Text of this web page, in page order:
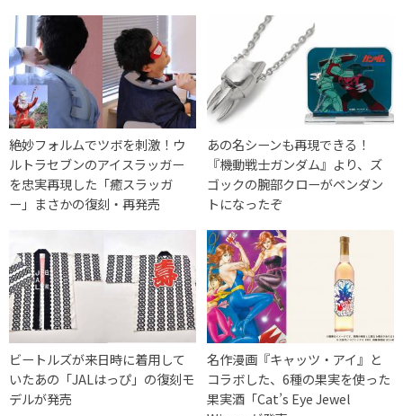
絶妙フォルムでツボを刺激！ウ
ルトラセブンのアイスラッガー
を忠実再現した「癒スラッガ
ー」まさかの復刻・再発売
あの名シーンも再現できる！
『機動戦士ガンダム』より、ズ
ゴックの腕部クローがペンダン
トになったぞ
ビートルズが来日時に着用して
いたあの「JALはっぴ」の復刻モ
デルが発売
名作漫画『キャッツ・アイ』と
コラボした、6種の果実を使った
果実酒「Cat’s Eye Jewel